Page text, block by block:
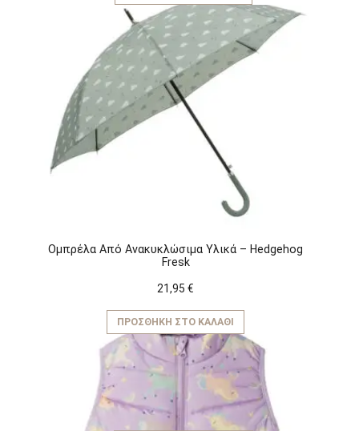
Ομπρέλα Από Ανακυκλώσιμα Υλικά – Hedgehog
Fresk
21,95 €
ΠΡΟΣΘΉΚΗ ΣΤΟ ΚΑΛΆΘΙ